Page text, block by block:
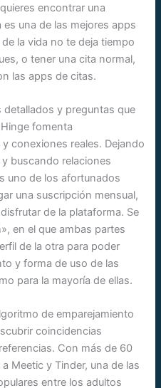
encontrar una
una de las mejores apps
la vida no te deja tiempo
o tener una cita normal,
las apps de citas.
y preguntas que
fomenta
conexiones reales. Dejando
buscando relaciones
uno de los afortunados
una suscripción mensual,
de la plataforma. Se
en el que ambas partes
de la otra para poder
y forma de uso de las
para la mayoría de ellas.
de emparejamiento
coincidencias
Con más de 60
Meetic y Tinder, una de las
entre los adultos